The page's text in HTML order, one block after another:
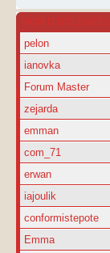
NOM
pelon
ianovka
Forum Master
zejarda
emman
com_71
erwan
iajoulik
conformistepote
Emma